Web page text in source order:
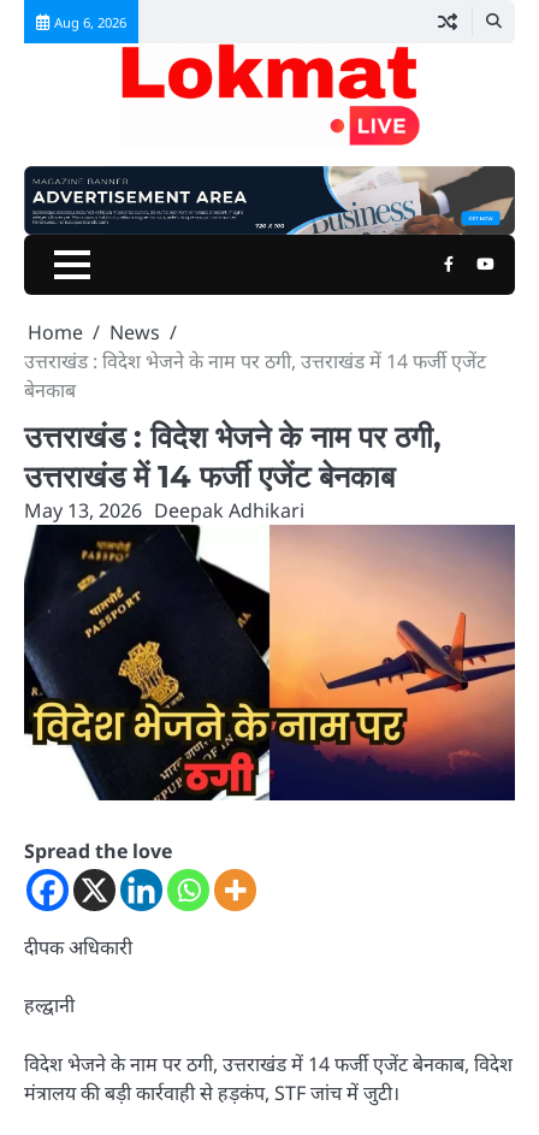
Skip
Aug 6, 2026
Facebook
Home
News
उत्तराखंड : विदेश भेजने के नाम पर ठगी, उत्तराखंड में 14 फर्जी एजेंट
बेनकाब
उत्तराखंड : विदेश भेजने के नाम पर ठगी,
उत्तराखंड में 14 फर्जी एजेंट बेनकाब
May 13, 2026 Deepak Adhikari
Spread the love
दीपक अधिकारी
हल्द्वानी
विदेश भेजने के नाम पर ठगी, उत्तराखंड में 14 फर्जी एजेंट बेनकाब, विदेश
मंत्रालय की बड़ी कार्रवाही से हड़कंप, STF जांच में जुटी।